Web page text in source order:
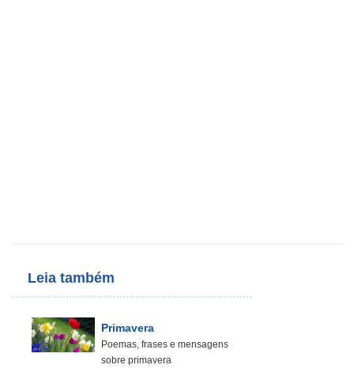
Leia também
Primavera
Poemas, frases e mensagens
sobre primavera